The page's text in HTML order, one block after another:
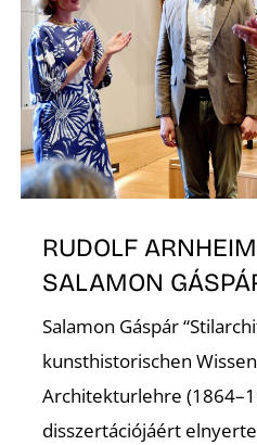
RUDOLF
SALAMON
Salamon Gáspár
kunsthistorischen
Architekturlehre
disszertációjáért